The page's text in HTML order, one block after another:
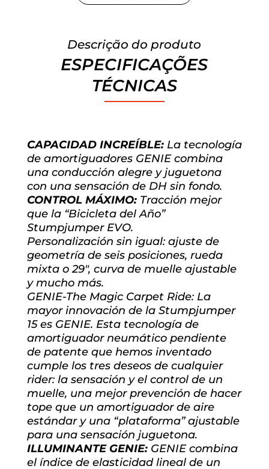
Descrição do produto
ESPECIFICAÇÕES
TÉCNICAS
CAPACIDAD INCREÍBLE:La tecnología
de amortiguadores GENIE combina
una conducción alegre y juguetona
con una sensación de DH sin fondo.
CONTROL MÁXIMO:Tracción mejor
que la “Bicicleta del Año”
Stumpjumper EVO.
Personalización sin igual: ajuste de
geometría de seis posiciones, rueda
mixta o 29″, curva de muelle ajustable
y mucho más.
GENIE-The Magic Carpet Ride: La
mayor innovación de la Stumpjumper
15 es GENIE. Esta tecnología de
amortiguador neumático pendiente
de patente que hemos inventado
cumple los tres deseos de cualquier
rider: la sensación y el control de un
muelle, una mejor prevención de hacer
tope que un amortiguador de aire
estándar y una “plataforma” ajustable
para una sensación juguetona.
ILLUMINANTE GENIE:GENIE combina
el índice de elasticidad lineal de un